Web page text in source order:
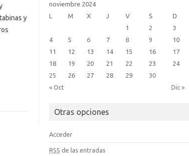
y
noviembre 2024
L
M X J V S D
« Oct Dic »
1 2
3
4
5 6 7 8 9
10
11
12 13 14 15 16
17
18
19 20 21 22 23
24
25
26 27 28 29 30
Otras opciones
Acceder
RSS de las entradas